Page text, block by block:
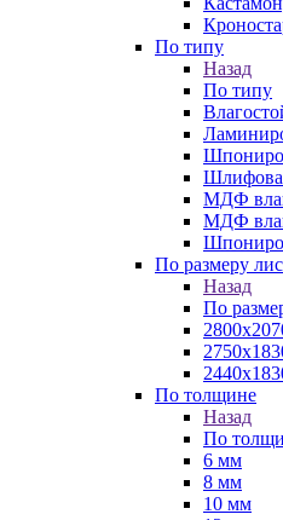
По типу
Назад
По типу
МДФ
МДФ
По размеру
Назад
По
По толщине
Назад
По
6 мм
8 мм
10 мм